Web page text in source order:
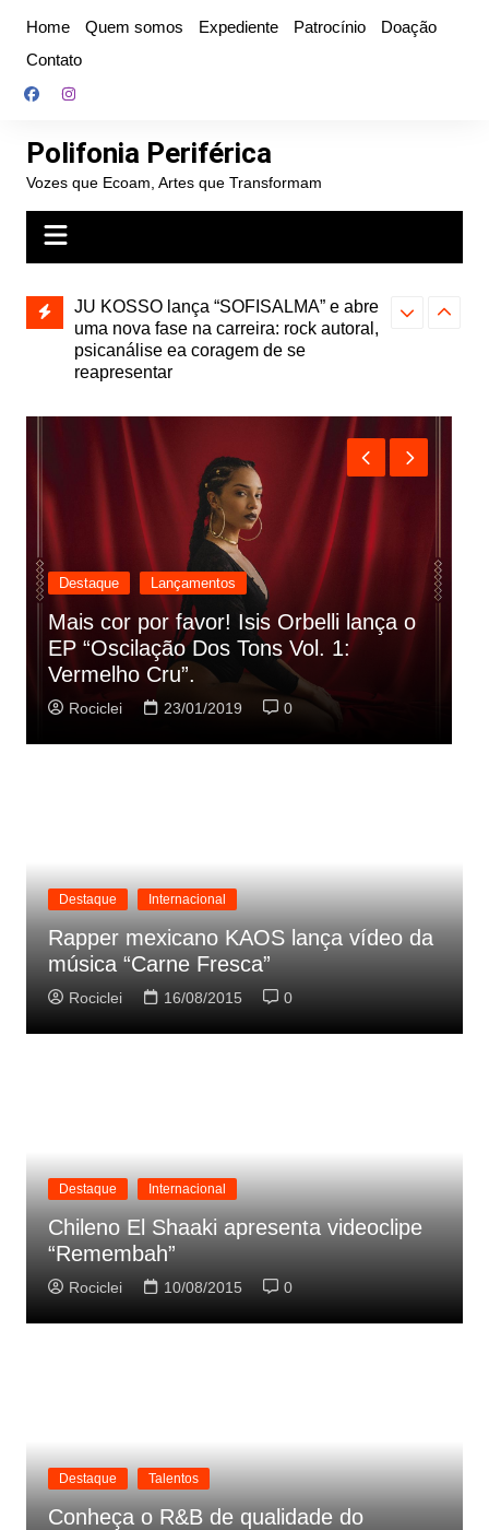
conteúdo
Home Quem somos Expediente Patrocínio
Doação
Contato
Polifonia Periférica
Vozes que Ecoam, Artes que Transformam
de
JU KOSSO lança “SOFISALMA” e abre
uma nova fase na carreira: rock autoral,
psicanálise ea coragem de se
reapresentar
Projota
Destaque Lançamentos
Mais cor por favor! Isis Orbelli lança o
EP “Oscilação Dos Tons Vol. 1:
Vermelho Cru”.
Rociclei 23/01/2019 0
Destaque Internacional
Rapper mexicano KAOS lança vídeo da
música “Carne Fresca”
Rociclei 16/08/2015 0
Destaque Internacional
Chileno El Shaaki apresenta videoclipe
“Remembah”
Rociclei 10/08/2015 0
Destaque Talentos
Conheça o R&B de qualidade do